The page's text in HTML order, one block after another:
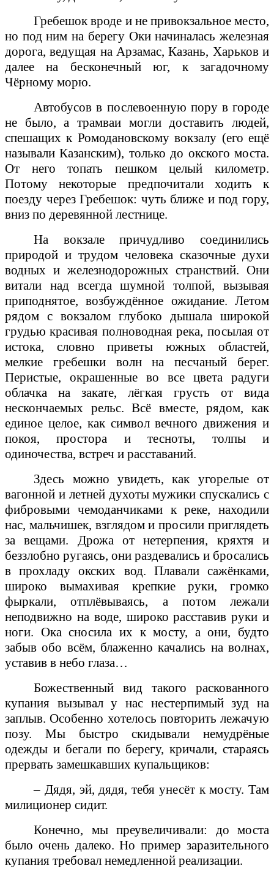
Гребешок вроде и не привокзальное место,
но под ним на берегу Оки начиналась железная
дорога, ведущая на Арзамас, Казань, Харьков и
далее на бесконечный юг, к загадочному
Чёрному морю.
Автобусов в послевоенную пору в городе
не было, а трамваи могли доставить людей,
спешащих к Ромодановскому вокзалу (его ещё
называли Казанским), только до окского моста.
От него топать пешком целый километр.
Потому некоторые предпочитали ходить к
поезду через Гребешок: чуть ближе и под гору,
вниз по деревянной лестнице.
На вокзале причудливо соединились
природой и трудом человека сказочные духи
водных и железнодорожных странствий. Они
витали над всегда шумной толпой, вызывая
приподнятое, возбуждённое ожидание. Летом
рядом с вокзалом глубоко дышала широкой
грудью красивая полноводная река, посылая от
истока, словно приветы южных областей,
мелкие гребешки волн на песчаный берег.
Перистые, окрашенные во все цвета радуги
облачка на закате, лёгкая грусть от вида
нескончаемых рельс. Всё вместе, рядом, как
единое целое, как символ вечного движения и
покоя, простора и тесноты, толпы и
одиночества, встреч и расставаний.
Здесь можно увидеть, как угорелые от
вагонной и летней духоты мужики спускались с
фибровыми чемоданчиками к реке, находили
нас, мальчишек, взглядом и просили приглядеть
за вещами. Дрожа от нетерпения, кряхтя и
беззлобно ругаясь, они раздевались и бросались
в прохладу окских вод. Плавали сажёнками,
широко вымахивая крепкие руки, громко
фыркали, отплёвываясь, а потом лежали
неподвижно на воде, широко расставив руки и
ноги. Ока сносила их к мосту, а они, будто
забыв обо всём, блаженно качались на волнах,
уставив в небо глаза…
Божественный вид такого раскованного
купания вызывал у нас нестерпимый зуд на
заплыв. Особенно хотелось повторить лежачую
позу. Мы быстро скидывали немудрёные
одежды и бегали по берегу, кричали, стараясь
прервать замешкавших купальщиков:
– Дядя, эй, дядя, тебя унесёт к мосту. Там
милиционер сидит.
Конечно, мы преувеличивали: до моста
было очень далеко. Но пример заразительного
купания требовал немедленной реализации.